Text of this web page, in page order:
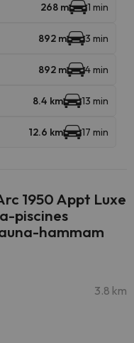
268 m 1 min
892 m 3 min
892 m 4 min
8.4 km 13 min
12.6 km 17 min
1950 Appt Luxe
piscines
hammam
3.8 km